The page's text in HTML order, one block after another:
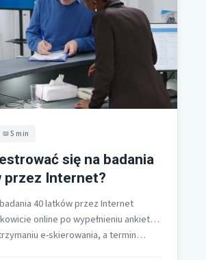
5 min
się na badania
przez Internet?
40 latków przez Internet
online po wypełnieniu ankiety
e-skierowania, a termin…